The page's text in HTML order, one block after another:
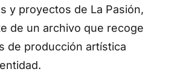
y proyectos de La Pasión,
de un archivo que recoge
de producción artística